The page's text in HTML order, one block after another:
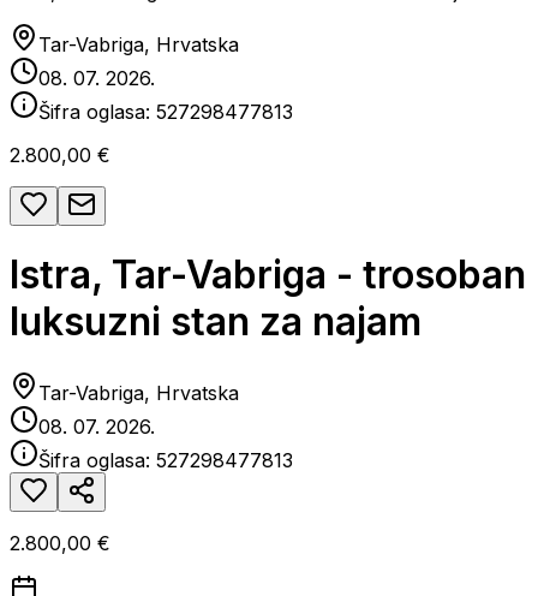
Tar-Vabriga, Hrvatska
08. 07. 2026.
Šifra oglasa: 527298477813
2.800,00 €
Istra, Tar-Vabriga - trosoban
luksuzni stan za najam
Tar-Vabriga, Hrvatska
08. 07. 2026.
Šifra oglasa: 527298477813
2.800,00 €